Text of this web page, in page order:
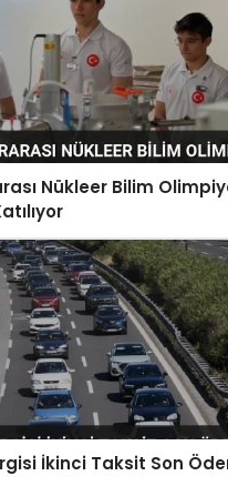
Nükleer Bilim
İkinci Taksit Son